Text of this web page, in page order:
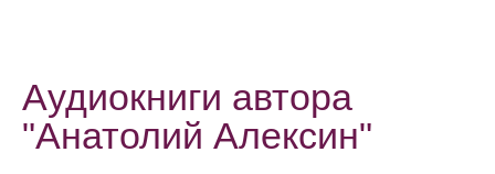
Аудиокниги автора
"Анатолий Алексин"